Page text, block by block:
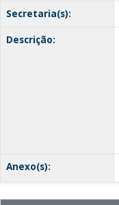
Secretaria(s):
Descrição:
Anexo(s):